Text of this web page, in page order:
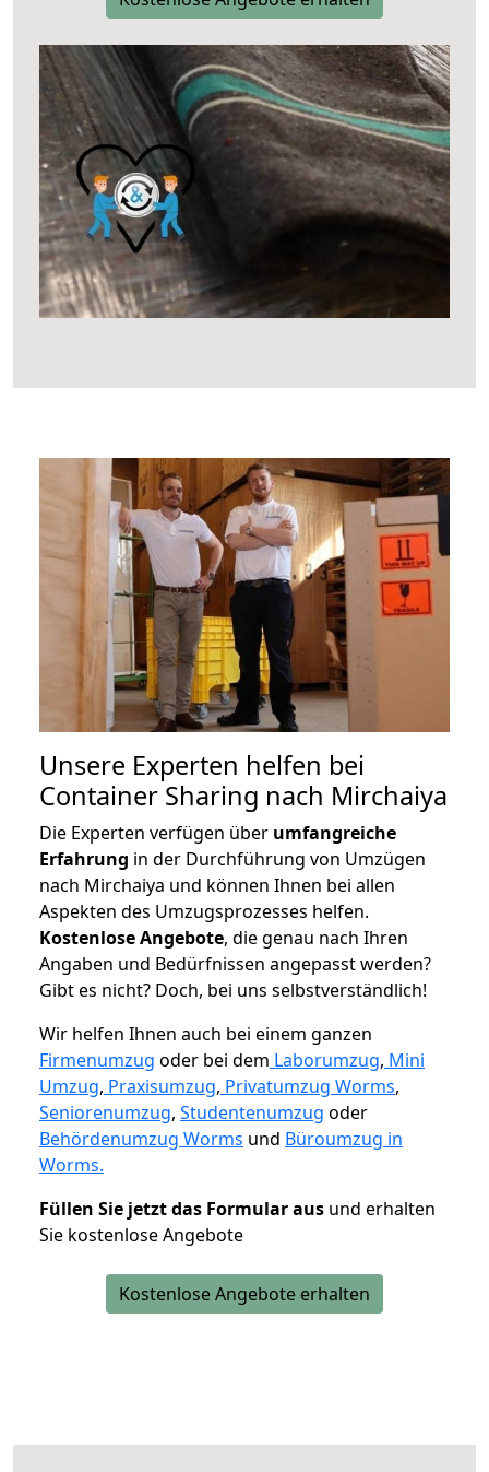
Unsere Experten helfen bei
Container Sharing nach Mirchaiya
Die Experten verfügen über umfangreiche
Erfahrung in der Durchführung von Umzügen
nach Mirchaiya und können Ihnen bei allen
Aspekten des Umzugsprozesses helfen.
Kostenlose Angebote, die genau nach Ihren
Angaben und Bedürfnissen angepasst werden?
Gibt es nicht? Doch, bei uns selbstverständlich!
Wir helfen Ihnen auch bei einem ganzen
Firmenumzug oder bei dem Laborumzug, Mini
Umzug, Praxisumzug, Privatumzug Worms,
Seniorenumzug, Studentenumzug oder
Behördenumzug Worms und Büroumzug in
Worms.
Füllen Sie jetzt das Formular aus und erhalten
Sie kostenlose Angebote
Kostenlose Angebote erhalten